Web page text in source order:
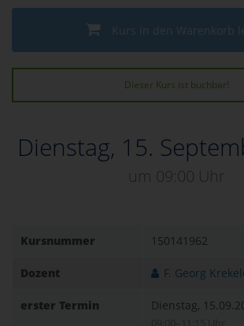
Kurs in den Warenkorb
Dieser Kurs ist buchbar!
Dienstag, 15.
um 09:00 Uhr
Kursnummer 150141962
Dozent F. Georg
erster Termin Dienstag,